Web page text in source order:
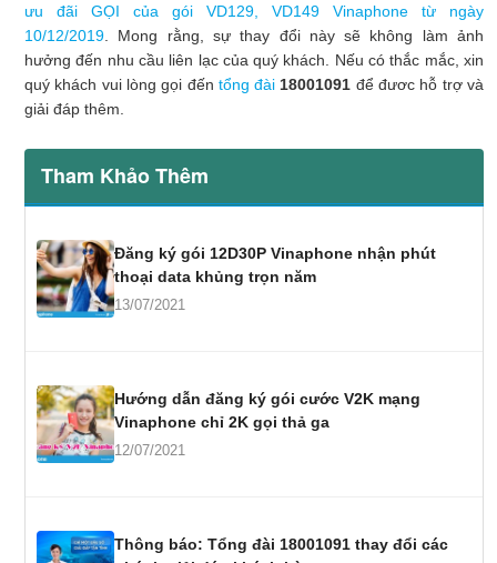
ưu đãi GỌI của gói VD129, VD149 Vinaphone từ ngày
10/12/2019 . Mong rằng, sự thay đổi này sẽ không làm ảnh
hưởng đến nhu cầu liên lạc của quý khách. Nếu có thắc mắc, xin
quý khách vui lòng gọi đến tổng đài 18001091 để đươc hỗ trợ và
giải đáp thêm.
Tham Khảo Thêm
Đăng ký gói 12D30P Vinaphone nhận phút
thoại data khủng trọn năm
13/07/2021
Hướng dẫn đăng ký gói cước V2K mạng
Vinaphone chỉ 2K gọi thả ga
12/07/2021
Thông báo: Tổng đài 18001091 thay đổi các